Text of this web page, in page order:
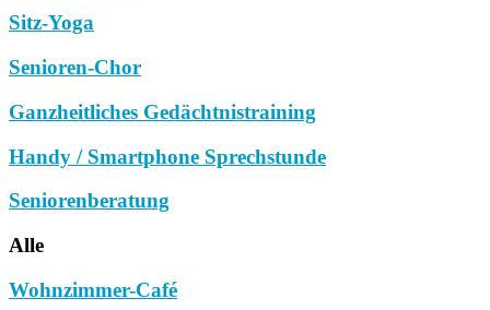
Sitz-Yoga
Senioren-Chor
Ganzheitliches Gedächtnistraining
Handy / Smartphone Sprechstunde
Seniorenberatung
Alle
Wohnzimmer-Café